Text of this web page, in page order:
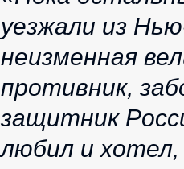
уезжали из
неизменная
противник,
защитник
любил и